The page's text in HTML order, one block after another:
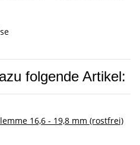
folgende Artikel: